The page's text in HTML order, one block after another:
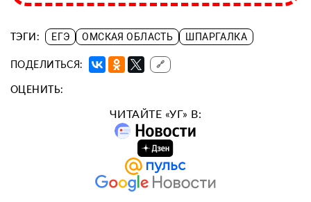
ТЭГИ: ЕГЭ ОМСКАЯ ОБЛАСТЬ ШПАРГАЛКА
ПОДЕЛИТЬСЯ: 🔗
ОЦЕНИТЬ:
ЧИТАЙТЕ «УГ» В: